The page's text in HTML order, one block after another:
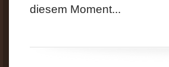
diesem Moment...